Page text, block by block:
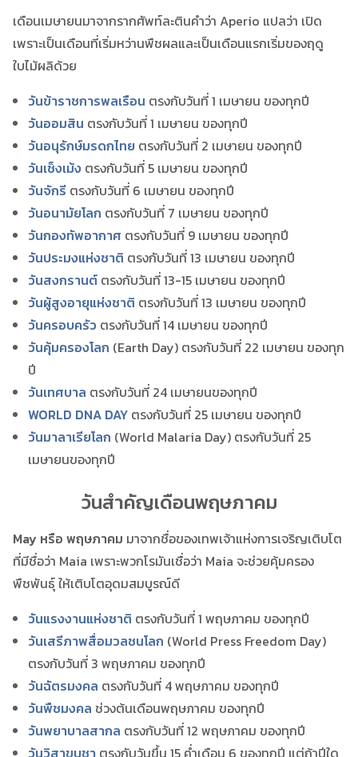
เดือนเมษายนมาจากรากศัพท์ละตินคำว่า Aperio แปลว่า เปิด
เพราะเป็นเดือนที่เริ่มหว่านพืชผลและเป็นเดือนแรกเริ่มของฤดู
ใบไม้ผลิด้วย
วันข้าราชการพลเรือน ตรงกับวันที่ 1 เมษายน ของทุกปี
วันออมสิน ตรงกับวันที่ 1 เมษายน ของทุกปี
วันอนุรักษ์มรดกไทย ตรงกับวันที่ 2 เมษายน ของทุกปี
วันเช็งเม้ง ตรงกับวันที่ 5 เมษายน ของทุกปี
วันจักรี ตรงกับวันที่ 6 เมษายน ของทุกปี
วันอนามัยโลก ตรงกับวันที่ 7 เมษายน ของทุกปี
วันกองทัพอากาศ ตรงกับวันที่ 9 เมษายน ของทุกปี
วันประมงแห่งชาติ ตรงกับวันที่ 13 เมษายน ของทุกปี
วันสงกรานต์ ตรงกับวันที่ 13-15 เมษายน ของทุกปี
วันผู้สูงอายุแห่งชาติ ตรงกับวันที่ 13 เมษายน ของทุกปี
วันครอบครัว ตรงกับวันที่ 14 เมษายน ของทุกปี
วันคุ้มครองโลก (Earth Day) ตรงกับวันที่ 22 เมษายน ของทุก
ปี
วันเทศบาล ตรงกับวันที่ 24 เมษายนของทุกปี
WORLD DNA DAY ตรงกับวันที่ 25 เมษายน ของทุกปี
วันมาลาเรียโลก (World Malaria Day) ตรงกับวันที่ 25
เมษายนของทุกปี
วันสำคัญเดือนพฤษภาคม
May หรือ พฤษภาคม มาจากชื่อของเทพเจ้าแห่งการเจริญเติบโต
ที่มีชื่อว่า Maia เพราะพวกโรมันเชื่อว่า Maia จะช่วยคุ้มครอง
พืชพันธุ์ ให้เติบโตอุดมสมบูรณ์ดี
วันแรงงานแห่งชาติ ตรงกับวันที่ 1 พฤษภาคม ของทุกปี
วันเสรีภาพสื่อมวลชนโลก (World Press Freedom Day)
ตรงกับวันที่ 3 พฤษภาคม ของทุกปี
วันฉัตรมงคล ตรงกับวันที่ 4 พฤษภาคม ของทุกปี
วันพืชมงคล ช่วงต้นเดือนพฤษภาคม ของทุกปี
วันพยาบาลสากล ตรงกับวันที่ 12 พฤษภาคม ของทุกปี
วันวิสาขบูชา ตรงกับวันขึ้น 15 ค่ำเดือน 6 ของทุกปี แต่ถ้าปีใด